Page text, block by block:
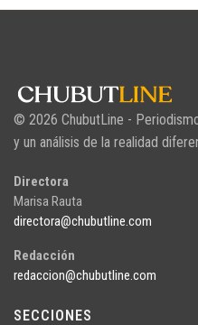
© 2026 ChubutLine -
y un análisis de la realidad
Directora
Marisa Rauta
directora@chubutline.com
Redacción
redaccion@chubutline.com
SECCIONES